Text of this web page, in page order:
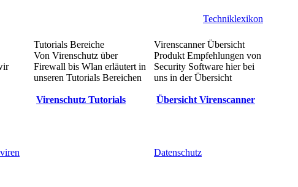
Techniklexikon
Tutorials Bereiche
Von Virenschutz über
Firewall bis Wlan erläutert in
unseren Tutorials Bereichen
Virenschutz Tutorials
Virenscanner Übersicht
Produkt Empfehlungen von
Security Software hier bei
uns in der Übersicht
Übersicht Virenscanner
viren Datenschutz